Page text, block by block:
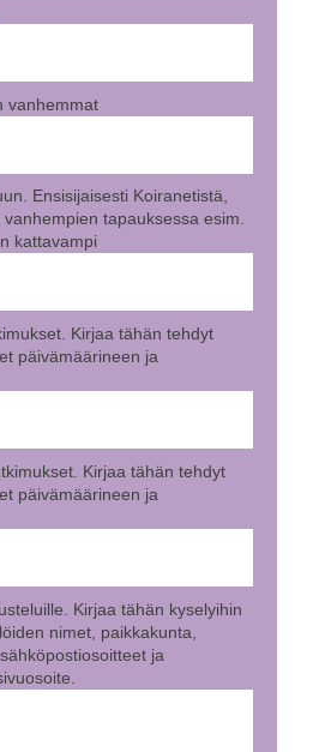
vanhemmat
Ensisijaisesti Koiranetistä,
tapauksessa esim.
kattavampi
Kirjaa tähän tehdyt
päivämäärineen ja
Kirjaa tähän tehdyt
päivämäärineen ja
Kirjaa tähän kyselyihin
nimet, paikkakunta,
ja